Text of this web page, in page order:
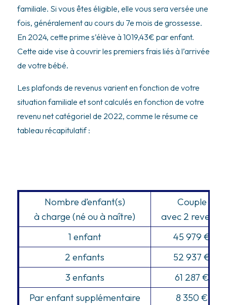
familiale. Si vous êtes éligible, elle vous sera versée une
fois, généralement au cours du 7e mois de grossesse.
En 2024, cette prime s’élève à 1019,43€ par enfant.
Cette aide vise à couvrir les premiers frais liés à l’arrivée
de votre bébé.
Les plafonds de revenus varient en fonction de votre
situation familiale et sont calculés en fonction de votre
revenu net catégoriel de 2022, comme le résume ce
tableau récapitulatif :
Nombre d’enfant(s)
à charge(né ou à naître)
Couple
avec 2 revenus
1 enfant
45 979 €
2 enfants
52 937 €
3 enfants
61 287 €
Par enfant supplémentaire
8 350 €